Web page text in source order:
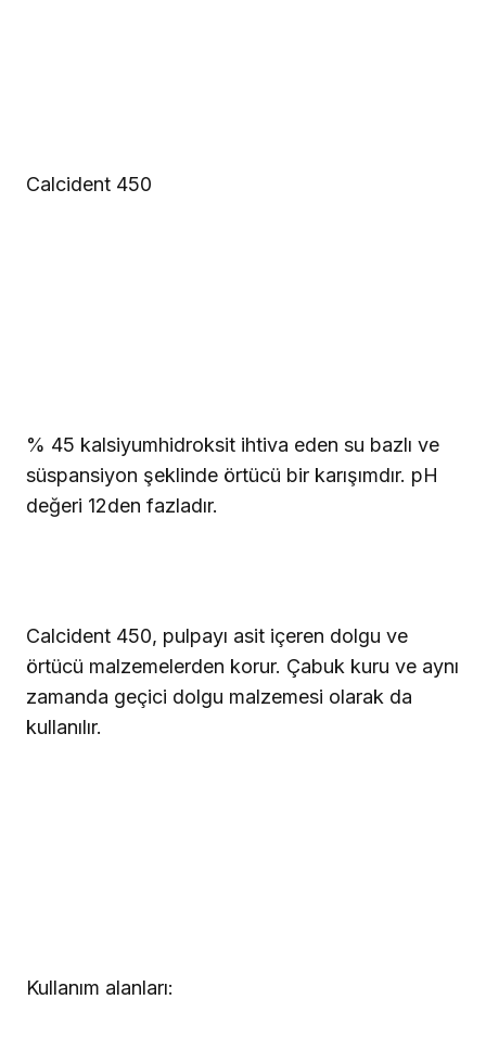
Calcident 450
% 45 kalsiyumhidroksit ihtiva eden su bazlı ve
süspansiyon şeklinde örtücü bir karışımdır. pH
değeri 12den fazladır.
Calcident 450, pulpayı asit içeren dolgu ve
örtücü malzemelerden korur. Çabuk kuru ve aynı
zamanda geçici dolgu malzemesi olarak da
kullanılır.
Kullanım alanları: